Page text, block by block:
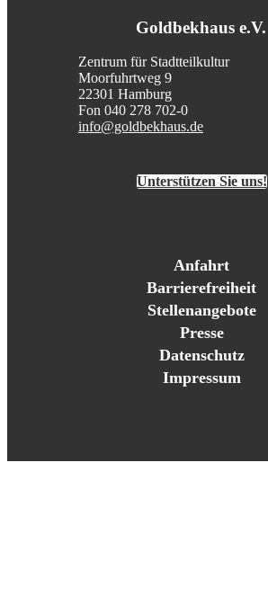
Goldbekhaus e.V.
Zentrum für Stadtteilkultur
Moorfuhrtweg 9
22301 Hamburg
Fon 040 278 702-0
info@goldbekhaus.de
Unterstützen Sie uns!
Anfahrt
Barrierefreiheit
Stellenangebote
Presse
Datenschutz
Impressum